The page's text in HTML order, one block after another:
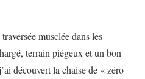
musclée dans les
terrain piégeux et un bon
découvert la chaise de « zéro